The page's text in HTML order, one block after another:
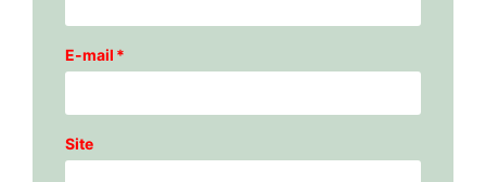
E-mail *
Site